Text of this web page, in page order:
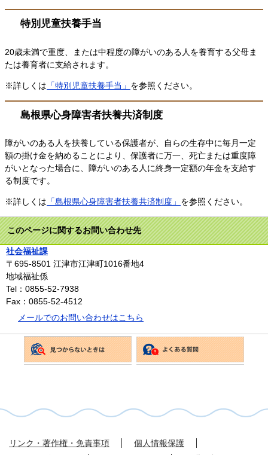
特別児童扶養手当
20歳未満で重度、または中程度の障がいのある人を養育する父母ま
たは養育者に支給されます。
※詳しくは 「特別児童扶養手当」 を参照ください。
島根県心身障害者扶養共済制度
障がいのある人を扶養している保護者が、自らの生存中に毎月一定
額の掛け金を納めることにより、保護者に万一、死亡または重度障
がいとなった場合に、障がいのある人に終身一定額の年金を支給す
る制度です。
※詳しくは 「島根県心身障害者扶養共済制度」 を参照ください。
このページに関するお問い合わせ先
社会福祉課
〒695-8501 江津市江津町1016番地4
地域福祉係
Tel：0855-52-7938
Fax：0855-52-4512
メールでのお問い合わせはこちら
リンク・著作権・免責事項
個人情報保護